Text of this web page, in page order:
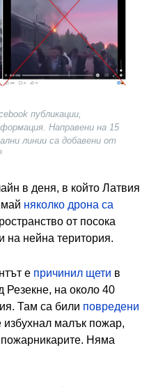
публикации,
Направени на 15
линии са добавени от
в деня, в който Латвия
няколко дрона са
от посока
на нейна територия.
е причинил щети в
Резекне, на около 40
Там са били повредени
избухнал малък пожар,
пожарникарите. Няма